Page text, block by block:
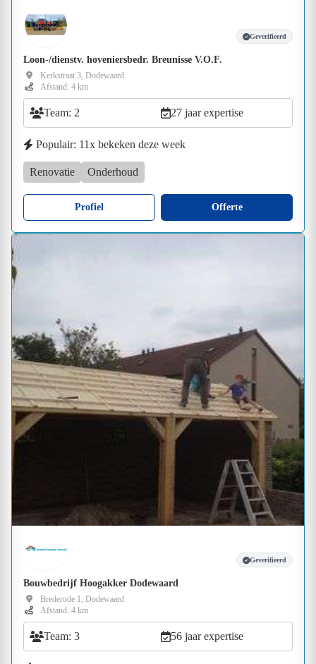
Geverifieerd
Loon-/dienstv. hoveniersbedr. Breunisse V.O.F.
Kerkstraat 3, Dodewaard
Afstand: 4 km
Team: 2 27 jaar expertise
Populair: 11x bekeken deze week
Renovatie Onderhoud
Profiel Offerte
Geverifieerd
Bouwbedrijf Hoogakker Dodewaard
Brederode 1, Dodewaard
Afstand: 4 km
Team: 3 56 jaar expertise